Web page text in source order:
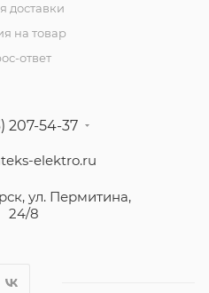
доставки
на товар
ответ
207-54-37
elektro.ru
ул. Пермитина,
24/8